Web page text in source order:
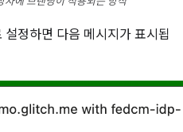
설정하면 다음 메시지가 표시됩